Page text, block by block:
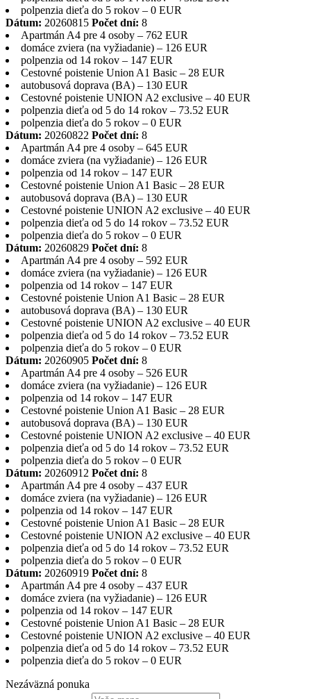
polpenzia dieťa do 5 rokov – 0 EUR
Dátum: 20260815 Počet dní: 8
Apartmán A4 pre 4 osoby – 762 EUR
domáce zviera (na vyžiadanie) – 126 EUR
polpenzia od 14 rokov – 147 EUR
Cestovné poistenie Union A1 Basic – 28 EUR
autobusová doprava (BA) – 130 EUR
Cestovné poistenie UNION A2 exclusive – 40 EUR
polpenzia dieťa od 5 do 14 rokov – 73.52 EUR
polpenzia dieťa do 5 rokov – 0 EUR
Dátum: 20260822 Počet dní: 8
Apartmán A4 pre 4 osoby – 645 EUR
domáce zviera (na vyžiadanie) – 126 EUR
polpenzia od 14 rokov – 147 EUR
Cestovné poistenie Union A1 Basic – 28 EUR
autobusová doprava (BA) – 130 EUR
Cestovné poistenie UNION A2 exclusive – 40 EUR
polpenzia dieťa od 5 do 14 rokov – 73.52 EUR
polpenzia dieťa do 5 rokov – 0 EUR
Dátum: 20260829 Počet dní: 8
Apartmán A4 pre 4 osoby – 592 EUR
domáce zviera (na vyžiadanie) – 126 EUR
polpenzia od 14 rokov – 147 EUR
Cestovné poistenie Union A1 Basic – 28 EUR
autobusová doprava (BA) – 130 EUR
Cestovné poistenie UNION A2 exclusive – 40 EUR
polpenzia dieťa od 5 do 14 rokov – 73.52 EUR
polpenzia dieťa do 5 rokov – 0 EUR
Dátum: 20260905 Počet dní: 8
Apartmán A4 pre 4 osoby – 526 EUR
domáce zviera (na vyžiadanie) – 126 EUR
polpenzia od 14 rokov – 147 EUR
Cestovné poistenie Union A1 Basic – 28 EUR
autobusová doprava (BA) – 130 EUR
Cestovné poistenie UNION A2 exclusive – 40 EUR
polpenzia dieťa od 5 do 14 rokov – 73.52 EUR
polpenzia dieťa do 5 rokov – 0 EUR
Dátum: 20260912 Počet dní: 8
Apartmán A4 pre 4 osoby – 437 EUR
domáce zviera (na vyžiadanie) – 126 EUR
polpenzia od 14 rokov – 147 EUR
Cestovné poistenie Union A1 Basic – 28 EUR
Cestovné poistenie UNION A2 exclusive – 40 EUR
polpenzia dieťa od 5 do 14 rokov – 73.52 EUR
polpenzia dieťa do 5 rokov – 0 EUR
Dátum: 20260919 Počet dní: 8
Apartmán A4 pre 4 osoby – 437 EUR
domáce zviera (na vyžiadanie) – 126 EUR
polpenzia od 14 rokov – 147 EUR
Cestovné poistenie Union A1 Basic – 28 EUR
Cestovné poistenie UNION A2 exclusive – 40 EUR
polpenzia dieťa od 5 do 14 rokov – 73.52 EUR
polpenzia dieťa do 5 rokov – 0 EUR
Nezáväzná ponuka